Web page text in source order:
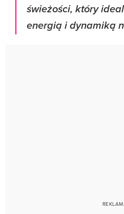
świeżości, który
energią i dynamiką